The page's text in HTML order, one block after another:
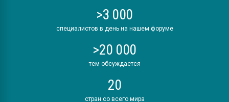
>3 000
специалистов в день на нашем форуме
>20 000
тем обсуждается
20
стран со всего мира